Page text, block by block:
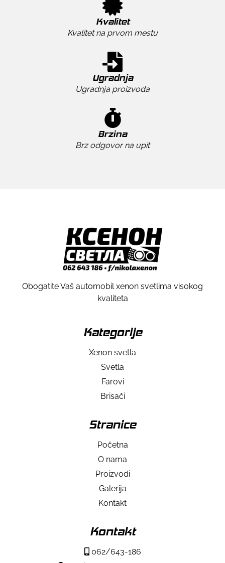
Kvalitet
Kvalitet na prvom mestu
Ugradnja
Ugradnja proizvoda
Brzina
Brz odgovor na upit
Obogatite Vaš automobil xenon svetlima visokog
kvaliteta
Kategorije
Xenon svetla
Svetla
Farovi
Brisači
Stranice
Početna
O nama
Proizvodi
Galerija
Kontakt
Kontakt
062/643-186